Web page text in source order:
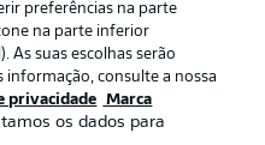
BUNDESLIGA
preferências na parte
na parte inferior
As suas escolhas serão
informação, consulte a nossa
privacidade Marca
os dados para